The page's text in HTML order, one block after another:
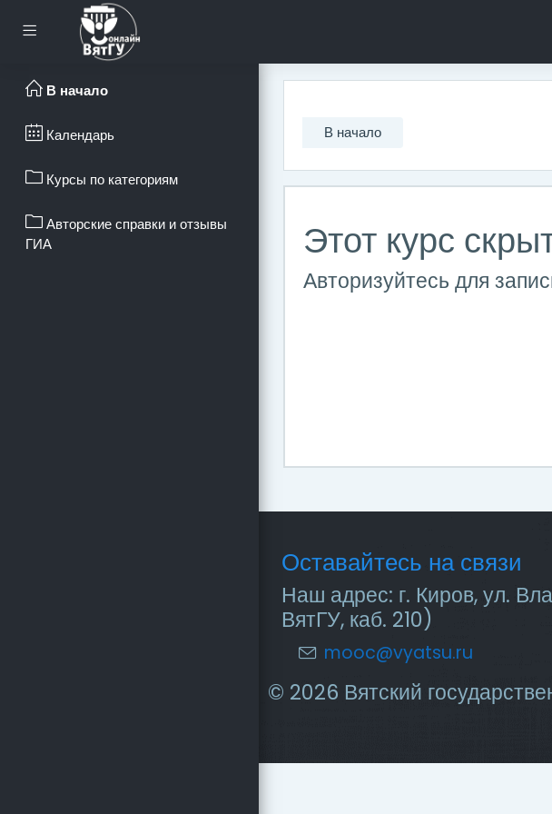
Боковая панель
В начало
Этот курс
Авторизуйтесь для
В начало
Календарь
Курсы по категориям
Авторские справки и отзывы
ГИА
Оставайтесь на связи
Наш адрес: г. Киров, ул.
ВятГУ, каб. 210)
mooc@vyatsu.ru
© 2026 Вятский